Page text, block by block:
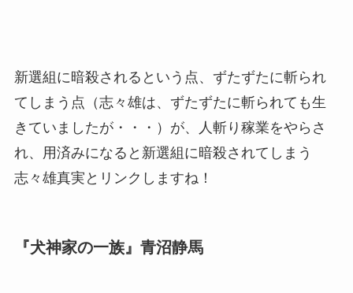
新選組に暗殺されるという点、ずたずたに斬られ
てしまう点（志々雄は、ずたずたに斬られても生
きていましたが・・・）が、人斬り稼業をやらさ
れ、用済みになると新選組に暗殺されてしまう
志々雄真実とリンクしますね！
『犬神家の一族』青沼静馬